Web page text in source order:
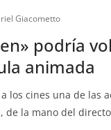
Giacometto
podría
animada
los cines una de las
de la mano del